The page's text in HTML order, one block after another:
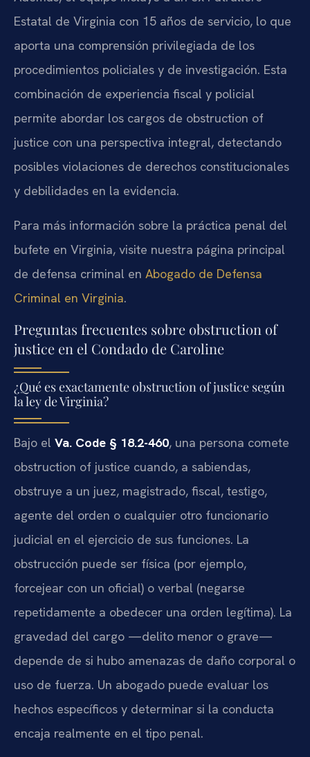
Estatal de Virginia con 15 años de servicio, lo que
aporta una comprensión privilegiada de los
procedimientos policiales y de investigación. Esta
combinación de experiencia fiscal y policial
permite abordar los cargos de obstruction of
justice con una perspectiva integral, detectando
posibles violaciones de derechos constitucionales
y debilidades en la evidencia.
Para más información sobre la práctica penal del
bufete en Virginia, visite nuestra página principal
de defensa criminal en Abogado de Defensa
Criminal en Virginia.
Preguntas frecuentes sobre obstruction of
justice en el Condado de Caroline
¿Qué es exactamente obstruction of justice según
la ley de Virginia?
Bajo el Va. Code § 18.2-460, una persona comete
obstruction of justice cuando, a sabiendas,
obstruye a un juez, magistrado, fiscal, testigo,
agente del orden o cualquier otro funcionario
judicial en el ejercicio de sus funciones. La
obstrucción puede ser física (por ejemplo,
forcejear con un oficial) o verbal (negarse
repetidamente a obedecer una orden legítima). La
gravedad del cargo —delito menor o grave—
depende de si hubo amenazas de daño corporal o
uso de fuerza. Un abogado puede evaluar los
hechos específicos y determinar si la conducta
encaja realmente en el tipo penal.